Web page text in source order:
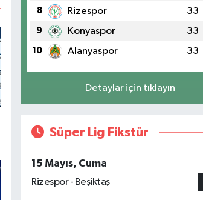
8 Rizespor 33
9 Konyaspor 33
10 Alanyaspor 33
Detaylar için tıklayın
Süper Lig Fikstür
15 Mayıs, Cuma
Rizespor - Beşiktaş